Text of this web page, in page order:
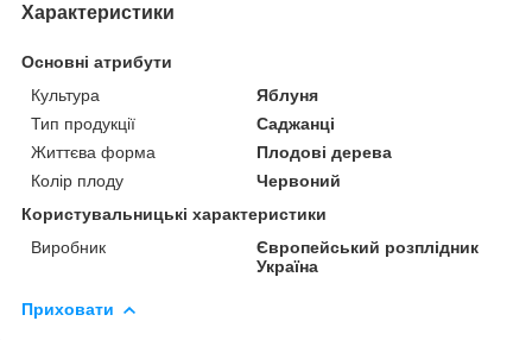
Характеристики
Основні атрибути
Культура
Яблуня
Тип продукції
Саджанці
Життєва форма
Плодові дерева
Колір плоду
Червоний
Користувальницькі характеристики
Виробник
Європейський розплідник
Україна
Приховати